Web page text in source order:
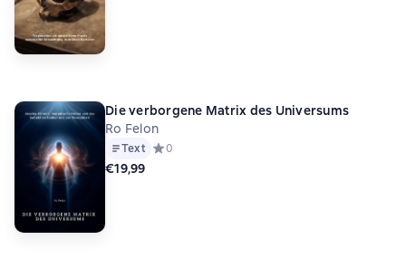
Die verborgene Matrix des Universums
Ro Felon
Text Средний рейтинг 0 на основе 0 оценок
0
€19,99